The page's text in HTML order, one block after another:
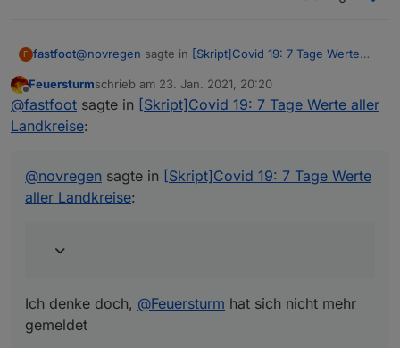
F fastfoot@novregen sagte in [Skript]Covid 19: 7 Tage Werte
Hallo, ist das script nun Fehlerfrei bzw .treten die
Ich denke doch,
Offline
Feuersturmschrieb am 23. Jan. 2021, 20:20
zuletzt editiert von
@fastfoot sagte in [Skript]Covid 19: 7 Tage Werte aller
Landkreise:
@novregen sagte in [Skript]Covid 19: 7 Tage Werte
aller Landkreise:
Ich denke doch, @Feuersturm hat sich nicht mehr
gemeldet